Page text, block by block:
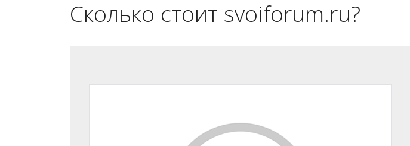
Сколько стоит svoiforum.ru?